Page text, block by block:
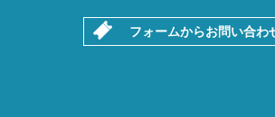
フォームからお問い合わ